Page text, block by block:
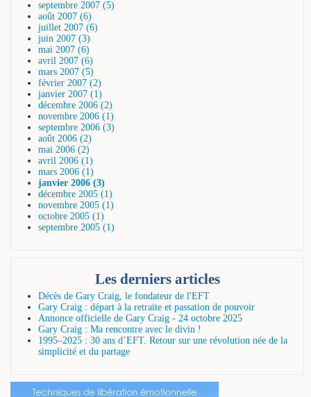
septembre 2007 (5)
août 2007 (6)
juillet 2007 (6)
juin 2007 (3)
mai 2007 (6)
avril 2007 (6)
mars 2007 (5)
février 2007 (2)
janvier 2007 (1)
décembre 2006 (2)
novembre 2006 (1)
septembre 2006 (3)
août 2006 (2)
mai 2006 (2)
avril 2006 (1)
mars 2006 (1)
janvier 2006 (3)
décembre 2005 (1)
novembre 2005 (1)
octobre 2005 (1)
septembre 2005 (1)
Les derniers articles
Décès de Gary Craig, le fondateur de l'EFT
Gary Craig : départ à la retraite et passation de pouvoir
Annonce officielle de Gary Craig - 24 octobre 2025
Gary Craig : Ma rencontre avec le divin !
1995–2025 : 30 ans d’EFT. Retour sur une révolution née de la
simplicité et du partage